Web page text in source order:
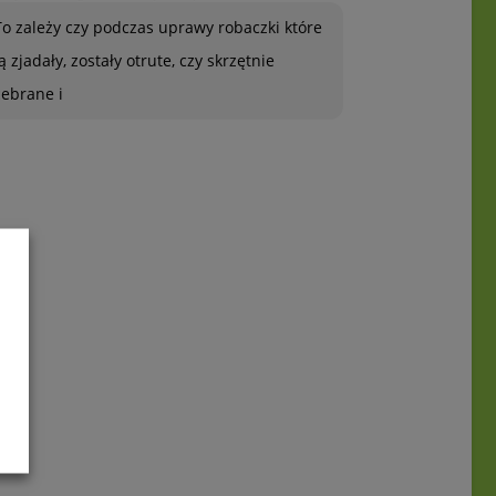
zależy czy podczas uprawy robaczki które
zjadały, zostały otrute, czy skrzętnie
i